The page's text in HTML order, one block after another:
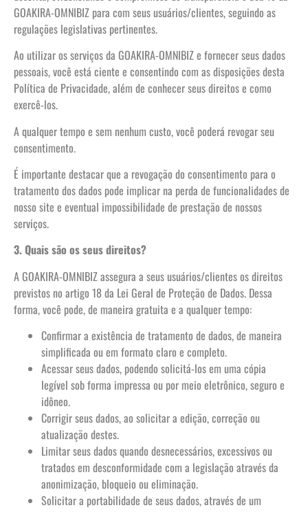
GOAKIRA-OMNIBIZ para com seus usuários/clientes, seguindo as
regulações legislativas pertinentes.
Ao utilizar os serviços da GOAKIRA-OMNIBIZ e fornecer seus dados
pessoais, você está ciente e consentindo com as disposições desta
Política de Privacidade, além de conhecer seus direitos e como
exercê-los.
A qualquer tempo e sem nenhum custo, você poderá revogar seu
consentimento.
É importante destacar que a revogação do consentimento para o
tratamento dos dados pode implicar na perda de funcionalidades de
nosso site e eventual impossibilidade de prestação de nossos
serviços.
3. Quais são os seus direitos?
A GOAKIRA-OMNIBIZ assegura a seus usuários/clientes os direitos
previstos no artigo 18 da Lei Geral de Proteção de Dados. Dessa
forma, você pode, de maneira gratuita e a qualquer tempo:
Confirmar a existência de tratamento de dados, de maneira
simplificada ou em formato claro e completo.
Acessar seus dados, podendo solicitá-los em uma cópia
legível sob forma impressa ou por meio eletrônico, seguro e
idôneo.
Corrigir seus dados, ao solicitar a edição, correção ou
atualização destes.
Limitar seus dados quando desnecessários, excessivos ou
tratados em desconformidade com a legislação através da
anonimização, bloqueio ou eliminação.
Solicitar a portabilidade de seus dados, através de um